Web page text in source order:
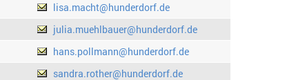
lisa.macht@hunderdorf.de
julia.muehlbauer@hunderdorf.de
hans.pollmann@hunderdorf.de
sandra.rother@hunderdorf.de